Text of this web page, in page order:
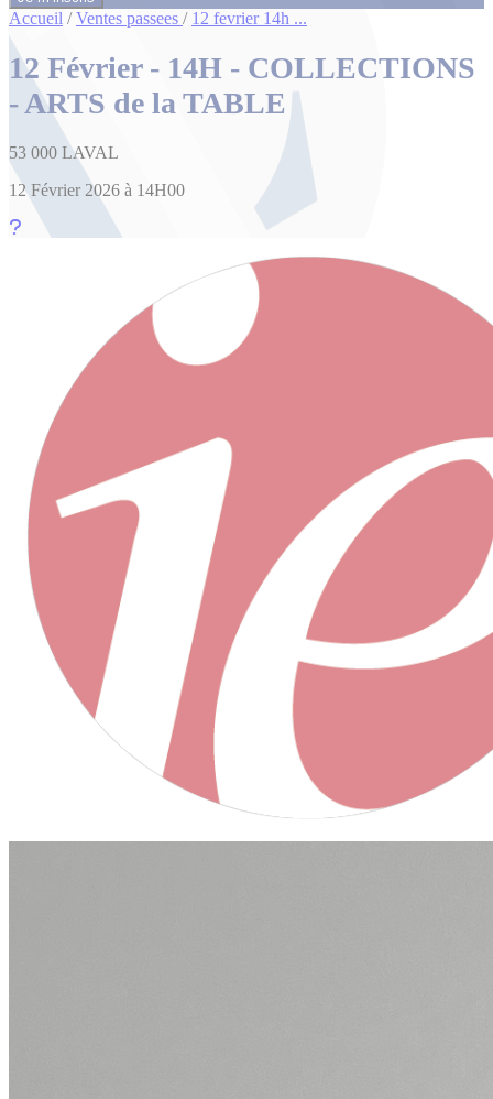
Accueil / Ventes passees / 12 fevrier 14h ...
12 Février - 14H - COLLECTIONS
- ARTS de la TABLE
53 000 LAVAL
12 Février 2026 à 14H00